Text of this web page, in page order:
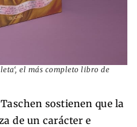
‘, el más completo libro de
sostienen que la
de un carácter e